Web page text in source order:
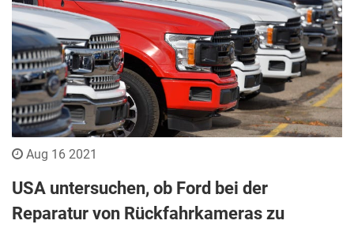
Aug 16 2021
USA untersuchen, ob Ford bei der
Reparatur von Rückfahrkameras zu